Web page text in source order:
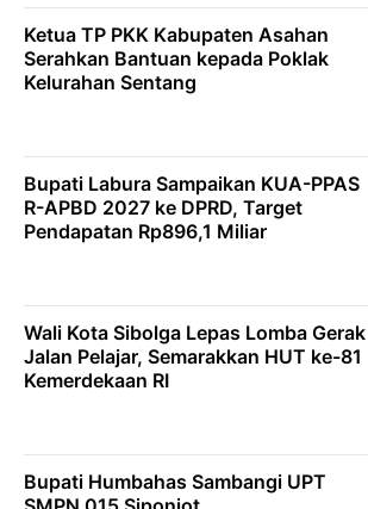
Ketua TP PKK Kabupaten Asahan
Serahkan Bantuan kepada Poklak
Kelurahan Sentang
Bupati Labura Sampaikan KUA-PPAS
R-APBD 2027 ke DPRD, Target
Pendapatan Rp896,1 Miliar
Wali Kota Sibolga Lepas Lomba Gerak
Jalan Pelajar, Semarakkan HUT ke-81
Kemerdekaan RI
Bupati Humbahas Sambangi UPT